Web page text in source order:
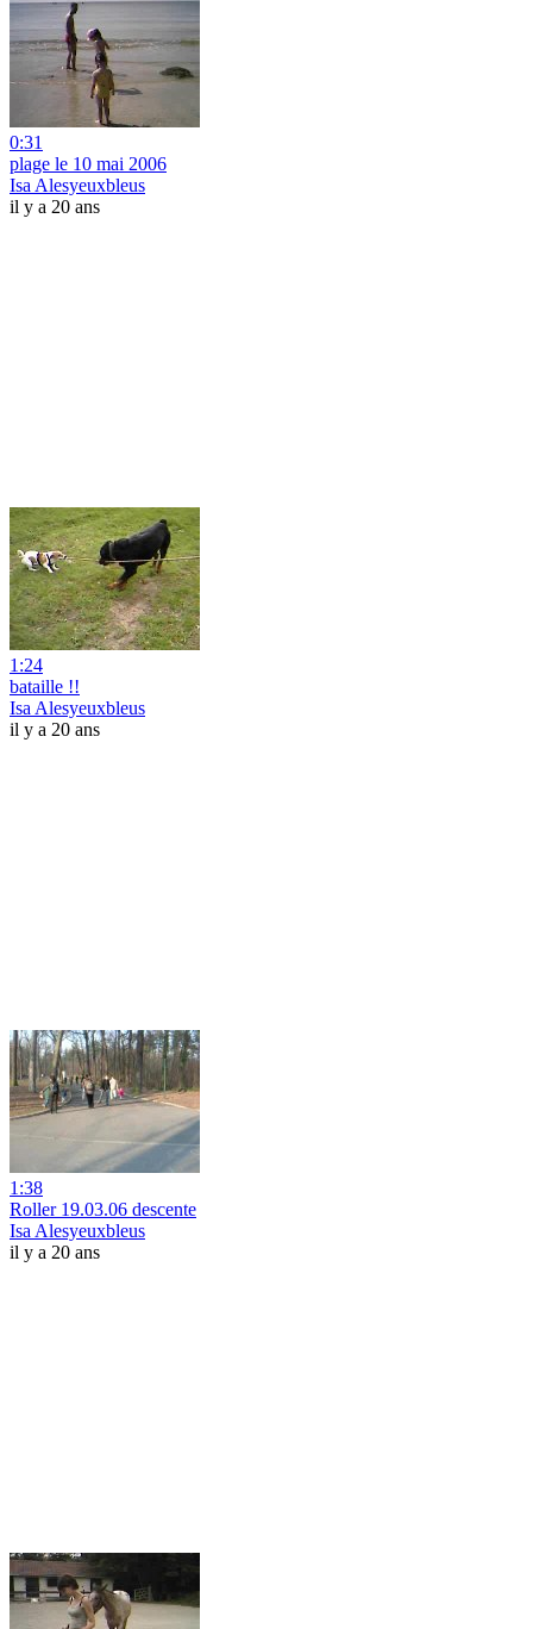
0:31
plage le 10 mai 2006
Isa Alesyeuxbleus
il y a 20 ans
1:24
bataille !!
Isa Alesyeuxbleus
il y a 20 ans
1:38
Roller 19.03.06 descente
Isa Alesyeuxbleus
il y a 20 ans